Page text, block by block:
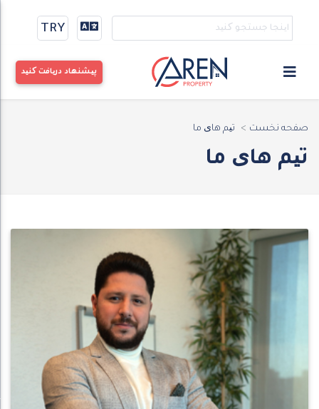
TRY
پیشنهاد دریافت کنید
صفحه نخست تیم های ما
تیم های ما